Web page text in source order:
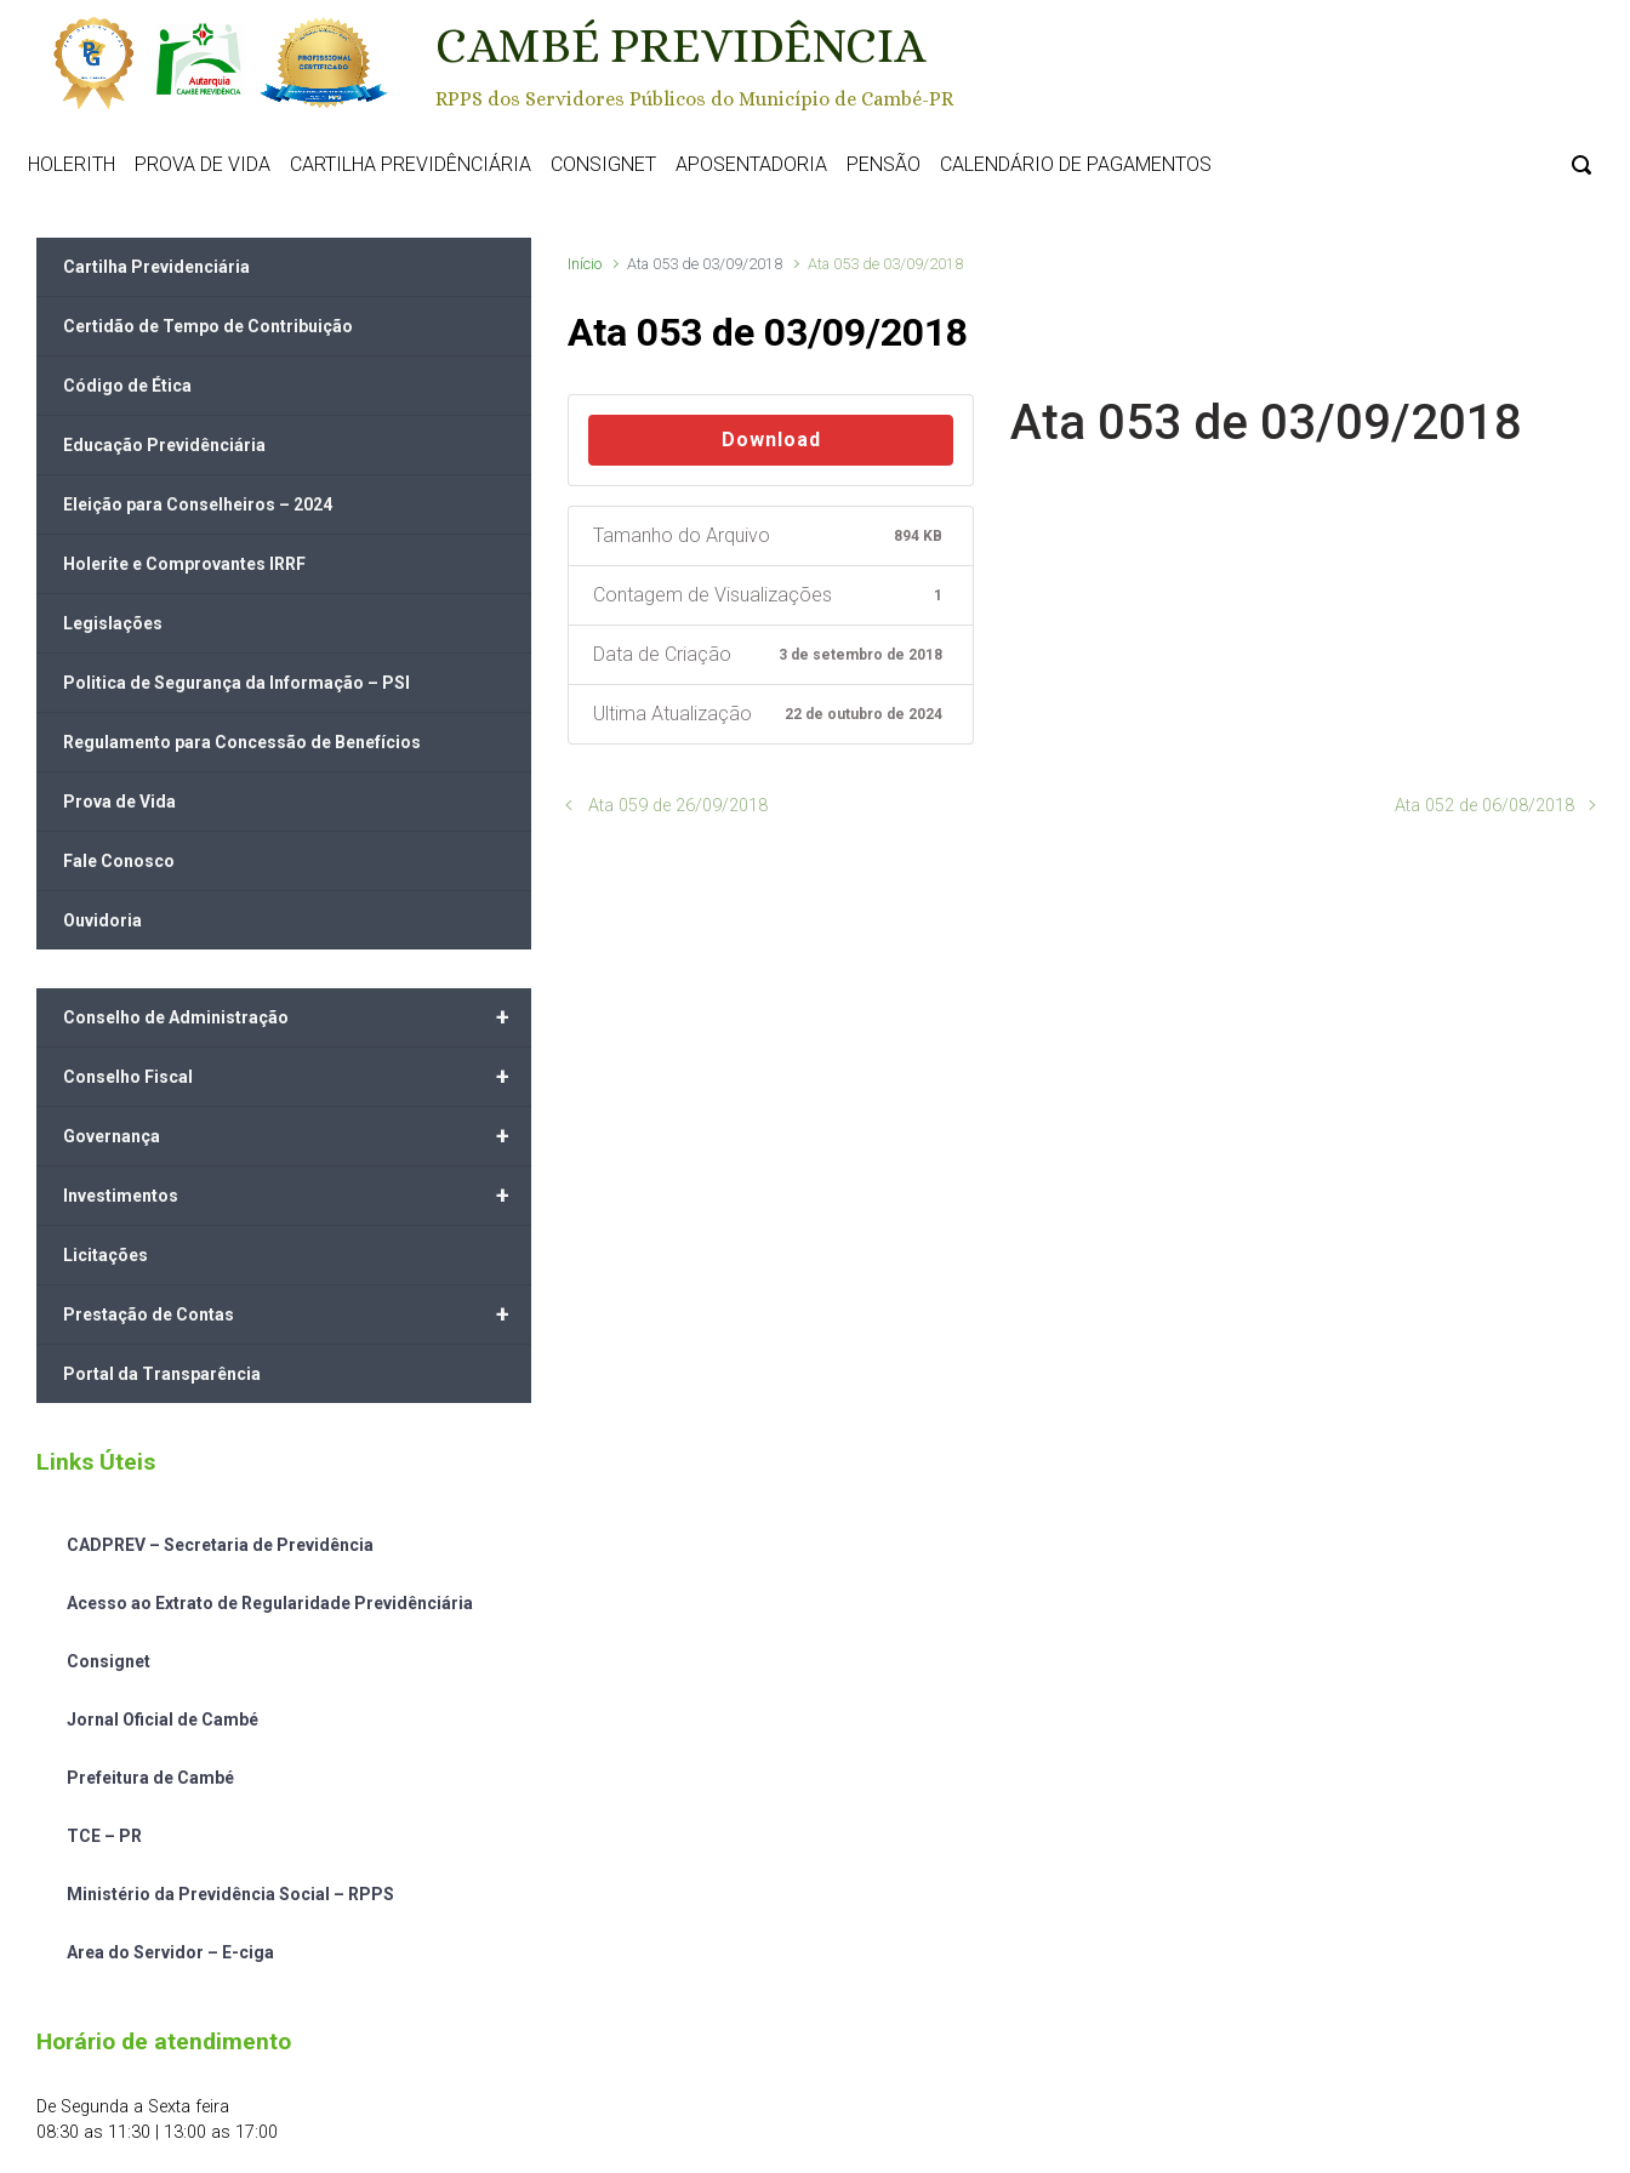
Skip to main content
CAMBÉ PREVIDÊNCIA
RPPS dos Servidores Públicos do Município de Cambé-PR
HOLERITH PROVA DE VIDA CARTILHA PREVIDÊNCIÁRIA CONSIGNET APOSENTADORIA PENSÃO CALENDÁRIO DE PAGAMENTOS
Início Ata 053 de 03/09/2018 Ata 053 de 03/09/2018
Ata 053 de 03/09/2018
Download
Tamanho do Arquivo 894 KB
Contagem de Visualizações 1
Data de Criação 3 de setembro de 2018
Ultima Atualização 22 de outubro de 2024
Ata 053 de 03/09/2018
Ata 059 de 26/09/2018 Ata 052 de 06/08/2018
Cartilha Previdenciária
Certidão de Tempo de Contribuição
Código de Ética
Educação Previdênciária
Eleição para Conselheiros – 2024
Holerite e Comprovantes IRRF
Legislações
Politica de Segurança da Informação – PSI
Regulamento para Concessão de Benefícios
Prova de Vida
Fale Conosco
Ouvidoria
+
Conselho de Administração
+
Conselho Fiscal
+
Governança
+
Investimentos
Licitações
+
Prestação de Contas
Portal da Transparência
Links Úteis
CADPREV – Secretaria de Previdência
Acesso ao Extrato de Regularidade Previdênciária
Consignet
Jornal Oficial de Cambé
Prefeitura de Cambé
TCE – PR
Ministério da Previdência Social – RPPS
Area do Servidor – E-ciga
Horário de atendimento
De Segunda a Sexta feira
08:30 as 11:30 | 13:00 as 17:00